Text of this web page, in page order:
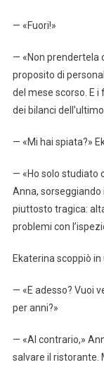
— «Fuori!»
— «Non prendertela
proposito di
del mese scorso. E
dei bilanci
— «Mi hai spiata?»
— «Ho solo studiato
Anna, sorseggiando
piuttosto tragica:
problemi con
Ekaterina scoppiò
— «E adesso? Vuoi
per anni?»
— «Al contrario,»
salvare il ristorante.